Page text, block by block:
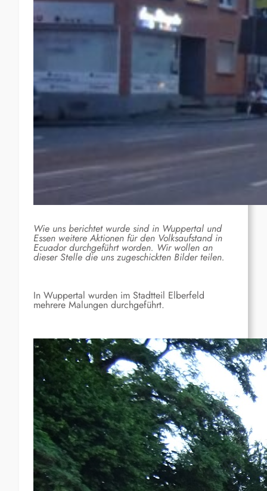
Wie uns berichtet wurde sind in Wuppertal und
Essen weitere Aktionen für den Volksaufstand in
Ecuador durchgeführt worden. Wir wollen an
dieser Stelle die uns zugeschickten Bilder teilen.
In Wuppertal wurden im Stadtteil Elberfeld
mehrere Malungen durchgeführt.